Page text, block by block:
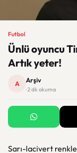
Futbol
Ünlü oyuncu
Artık yeter!
A Arşiv
· 2 dk okuma
Sarı-lacivert